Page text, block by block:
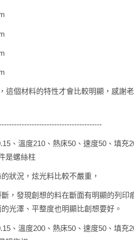
這個材料的特性才會比較明顯，感謝
、溫度210、熱床50、速度50、填充
是螺絲柱
狀況，炫光料比較不嚴重，
斷，發現創想的料在斷面有明顯的列印
光澤、平整度也明顯比創想要好。
、溫度200、熱床50、速度50、填充